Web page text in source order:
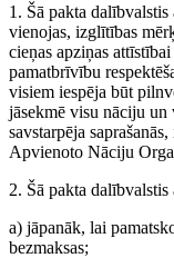
1. Šā pakta
vienojas, izglītības
cieņas apziņas
pamatbrīvību
visiem iespēja būt
jāsekmē visu nāciju
savstarpēja
Apvienoto Nāciju
2. Šā pakta
a) jāpanāk, lai
bezmaksas;